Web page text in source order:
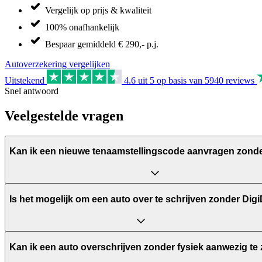
Vergelijk op prijs & kwaliteit
100% onafhankelijk
Bespaar gemiddeld € 290,- p.j.
Autoverzekering vergelijken
Uitstekend
4.6 uit 5 op basis van 5940 reviews
Snel antwoord
Veelgestelde vragen
Kan ik een nieuwe tenaamstellingscode aanvragen
Is het mogelijk om een auto over te schrijven zonder
Kan ik een auto overschrijven zonder fysiek aanwezig te